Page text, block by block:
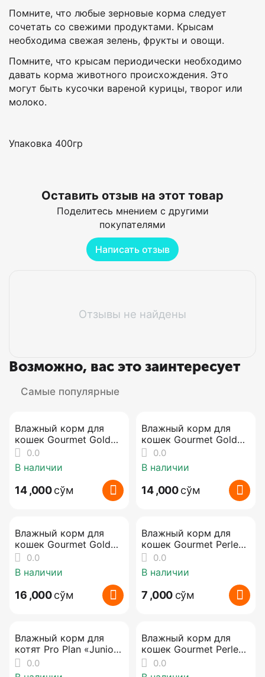
Помните, что любые зерновые корма следует
сочетать со свежими продуктами. Крысам
необходима свежая зелень, фрукты и овощи.
Помните, что крысам периодически необходимо
давать корма животного происхождения. Это
могут быть кусочки вареной курицы, творог или
молоко.
Упаковка 400гр
Оставить отзыв на этот товар
Поделитесь мнением с другими
покупателями
Написать отзыв
Отзывы не найдены
Возможно, вас это заинтересует
Самые популярные
Влажный корм для
кошек Gourmet Gold
(паштет с индейкой),
85 г
0.0
В наличии
14 ,000 сўм
Влажный корм для
кошек Gourmet Gold
(кролик), 85 г
0.0
В наличии
14 ,000 сўм
Влажный корм для
кошек Gourmet Gold
(тунец), 85 г
0.0
В наличии
16 ,000 сўм
Влажный корм для
кошек Gourmet Perle
(курица в соусе), 85 г
0.0
В наличии
7 ,000 сўм
Влажный корм для
котят Pro Plan «Junior /
Kitten» (курица в
соусе), 85 г
0.0
Влажный корм для
кошек Gourmet Perle
(индейка в соусе), 85 г
0.0